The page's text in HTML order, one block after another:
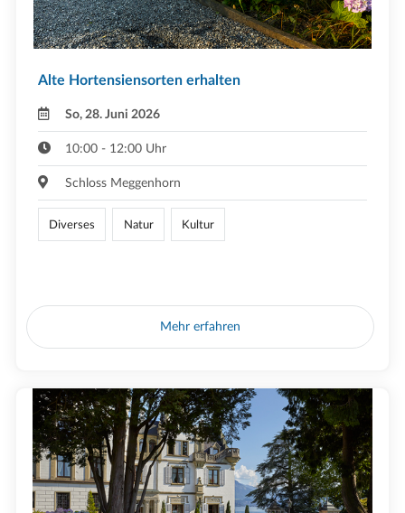
Alte Hortensiensorten erhalten
So, 28. Juni 2026
10:00 - 12:00 Uhr
Schloss Meggenhorn
Diverses Natur Kultur
Mehr erfahren